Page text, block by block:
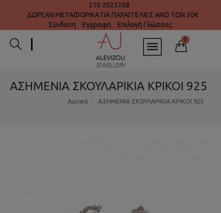
210 2023268
ΔΩΡΕΑΝ ΜΕΤΑΦΟΡΙΚΑ ΓΙΑ ΠΑΡΑΓΓΕΛΙΕΣ ΑΝΩ ΤΩΝ 30€
Σύνδεση
Εγγραφή Επιλογή Γλώσσας
0
ΑΣΗΜΕΝΙΑ ΣΚΟΥΛΑΡΙΚΙΑ ΚΡΙΚΟΙ 925
Αρχική ΑΣΗΜΕΝΙΑ ΣΚΟΥΛΑΡΙΚΙΑ ΚΡΙΚΟΙ 925